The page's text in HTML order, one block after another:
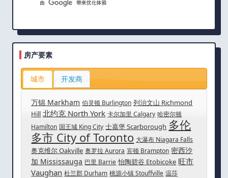
房产要素
城市 开发商
万锦 Markham 伯灵顿 Burlington 列治文山 Richmond
Hill 北约克 North York 卡尔加里 Calgary 哈密尔顿
Hamilton 国王城 King City 士嘉堡 Scarborough 多伦
多市 City of Toronto 大瀑布 Niagara Falls
奥克维尔 Oakville 奥罗拉 Aurora 宾顿 Brampton 密西沙
加 Mississauga 巴里 Barrie 怡陶碧谷 Etobicoke 旺市
Vaughan 杜兰郡 Durham 桃源小镇 Stouffville 温莎